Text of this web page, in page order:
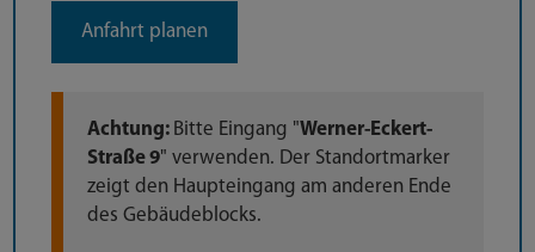
Anfahrt planen
Achtung: Bitte Eingang "Werner-Eckert-
Straße 9" verwenden. Der Standortmarker
zeigt den Haupteingang am anderen Ende
des Gebäudeblocks.